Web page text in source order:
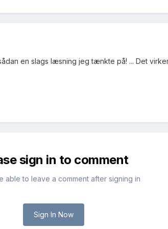
en slags læsning jeg tænkte på! ... Det
sign in to comment
able to leave a comment after signing in
Sign In Now